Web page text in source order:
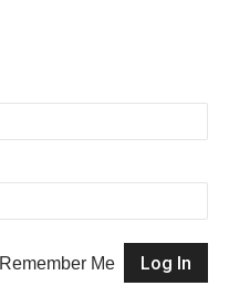
Remember Me